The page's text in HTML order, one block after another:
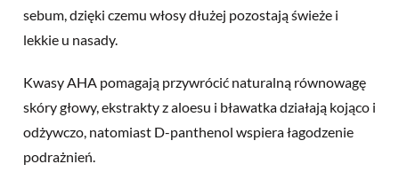
sebum, dzięki czemu włosy dłużej pozostają świeże i
lekkie u nasady.
Kwasy AHA pomagają przywrócić naturalną równowagę
skóry głowy, ekstrakty z aloesu i bławatka działają kojąco i
odżywczo, natomiast D-panthenol wspiera łagodzenie
podrażnień.